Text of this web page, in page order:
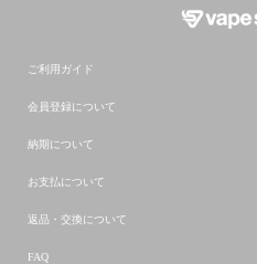
ご利用ガイド
会員登録について
納期について
お支払について
返品・交換について
FAQ